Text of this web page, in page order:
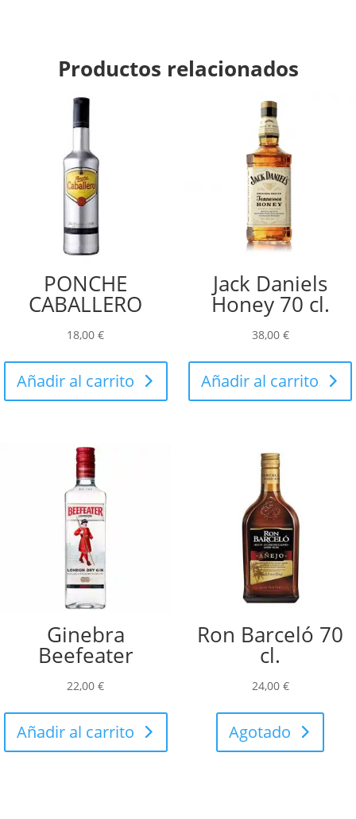
Productos relacionados
PONCHE
CABALLERO
18,00€
Añadir al carrito
Jack Daniels
Honey 70 cl.
38,00 €
Añadir al carrito
Ginebra
Beefeater
22,00€
Añadir al carrito
Ron Barceló 70
cl.
24,00 €
Agotado